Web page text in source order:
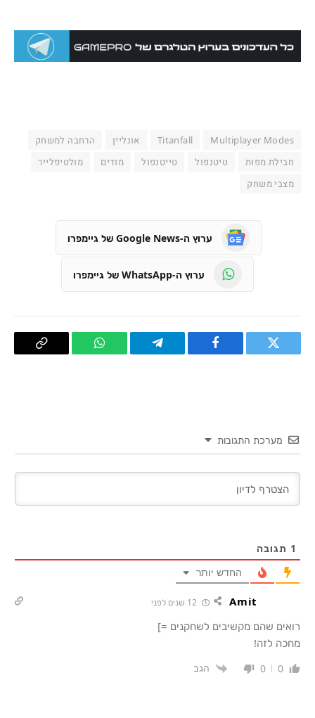
Multiplayer Modes
Titanfall אונליין
הרחבה למשחק
חבילת מפות
טיטנפול טייטנפול מודים
מולטיפלייר
מצבי משחק
ערוץ ה-Google News של גיימפרו
ערוץ ה-WhatsApp של גיימפרו
טוויטר פייסבוק Telegram
WhatsApp העתק
מערכת התגובות
1 תגובה
החדש יותר
Amit
רואים שהם מקשיבים לשחקנים =]
מחכה לזה!
0
0 הגב